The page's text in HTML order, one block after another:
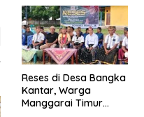
Reses di Desa Bangka
Kantar, Warga
Manggarai Timur